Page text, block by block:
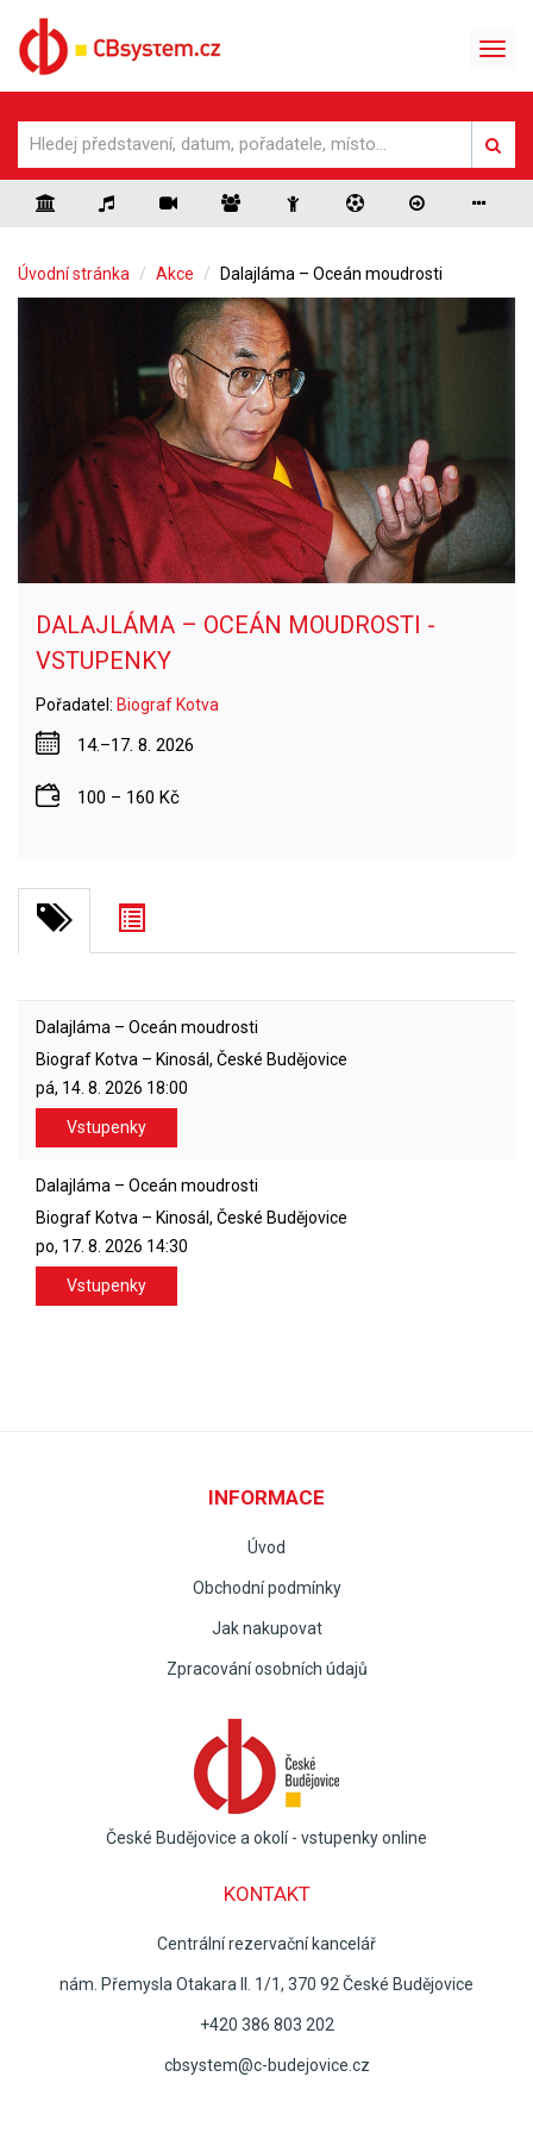
Úvodní stránka Akce Dalajláma – Oceán moudrosti
DALAJLÁMA – OCEÁN MOUDROSTI -
VSTUPENKY
Pořadatel: Biograf Kotva
14.–17. 8. 2026
100 – 160 Kč
Dalajláma – Oceán moudrosti
Biograf Kotva – Kinosál, České Budějovice
pá, 14. 8. 2026 18:00
Vstupenky
Dalajláma – Oceán moudrosti
Biograf Kotva – Kinosál, České Budějovice
po, 17. 8. 2026 14:30
Vstupenky
INFORMACE
Úvod
Obchodní podmínky
Jak nakupovat
Zpracování osobních údajů
České Budějovice a okolí - vstupenky online
KONTAKT
Centrální rezervační kancelář
nám. Přemysla Otakara II. 1/1, 370 92 České Budějovice
+420 386 803 202
cbsystem@c-budejovice.cz